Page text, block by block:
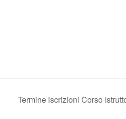
Termine iscrizioni Corso